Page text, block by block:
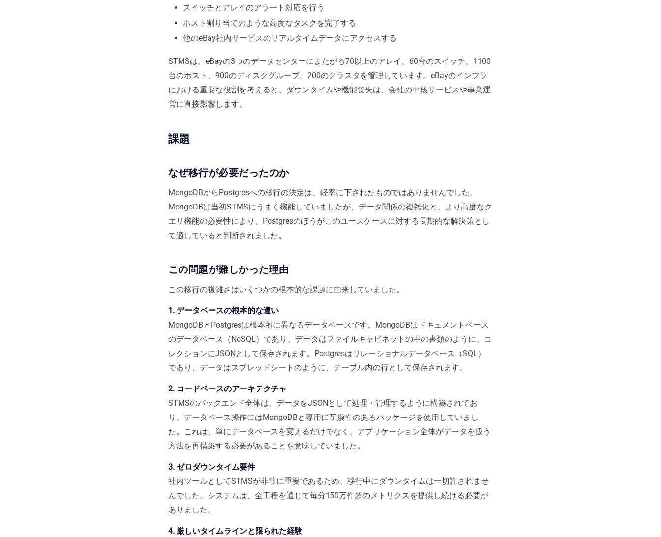
スイッチとアレイのアラート対応を行う
ホスト割り当てのような高度なタスクを完了する
他のeBay社内サービスのリアルタイムデータにアクセスする
STMSは、eBayの3つのデータセンターにまたがる70以上のアレイ、60台のスイッチ、1100
台のホスト、900のディスクグループ、200のクラスタを管理しています。eBayのインフラ
における重要な役割を考えると、ダウンタイムや機能喪失は、会社の中核サービスや事業運
営に直接影響します。
課題
なぜ移行が必要だったのか
MongoDBからPostgresへの移行の決定は、軽率に下されたものではありませんでした。
MongoDBは当初STMSにうまく機能していましたが、データ関係の複雑化と、より高度なク
エリ機能の必要性により、Postgresのほうがこのユースケースに対する長期的な解決策とし
て適していると判断されました。
この問題が難しかった理由
この移行の複雑さはいくつかの根本的な課題に由来していました。
1. データベースの根本的な違い
MongoDBとPostgresは根本的に異なるデータベースです。MongoDBはドキュメントベース
のデータベース（NoSQL）であり、データはファイルキャビネットの中の書類のように、コ
レクションにJSONとして保存されます。Postgresはリレーショナルデータベース（SQL）
であり、データはスプレッドシートのように、テーブル内の行として保存されます。
2. コードベースのアーキテクチャ
STMSのバックエンド全体は、データをJSONとして処理・管理するように構築されてお
り、データベース操作にはMongoDBと専用に互換性のあるパッケージを使用していまし
た。これは、単にデータベースを変えるだけでなく、アプリケーション全体がデータを扱う
方法を再構築する必要があることを意味していました。
3. ゼロダウンタイム要件
社内ツールとしてSTMSが非常に重要であるため、移行中にダウンタイムは一切許されませ
んでした。システムは、全工程を通じて毎分150万件超のメトリクスを提供し続ける必要が
ありました。
4. 厳しいタイムラインと限られた経験